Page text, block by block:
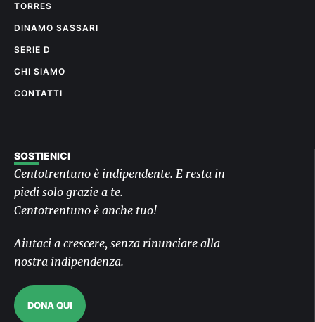
TORRES
DINAMO SASSARI
SERIE D
CHI SIAMO
CONTATTI
SOSTIENICI
Centotrentuno è indipendente. E resta in
piedi solo grazie a te.
Centotrentuno è anche tuo!
Aiutaci a crescere, senza rinunciare alla
nostra indipendenza.
DONA QUI